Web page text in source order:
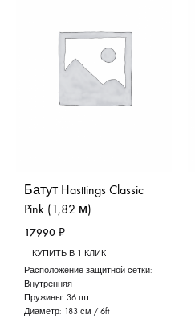
Батут Hasttings Classic
Pink (1,82 м)
17990 ₽
КУПИТЬ В 1 КЛИК
Расположение защитной сетки:
Внутренняя
Пружины: 36 шт
Диаметр: 183 см / 6ft